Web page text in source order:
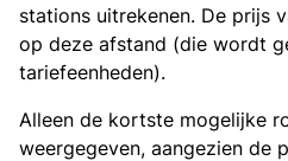
stations uitrekenen. De prijs
op deze afstand (die wordt
tariefeenheden).
Alleen de kortste mogelijke
weergegeven, aangezien de